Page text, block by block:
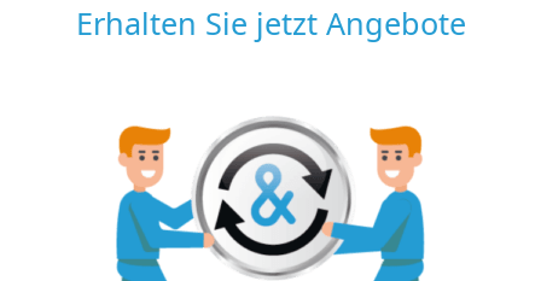
Erhalten Sie jetzt Angebote